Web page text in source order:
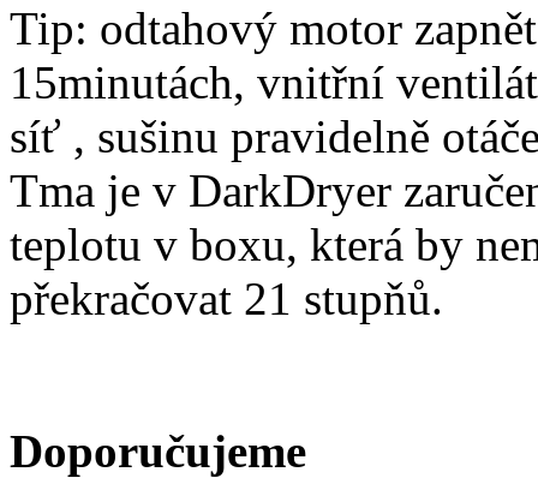
Tip: odtahový motor
15minutách, vnitřní
síť , sušinu pravidelně
Tma je v DarkDryer
teplotu v boxu, která by
překračovat 21 stupňů.
Doporučujeme